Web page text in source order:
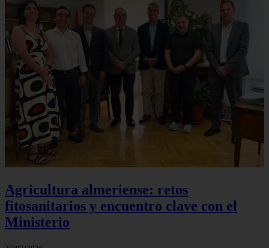
Agricultura almeriense: retos
fitosanitarios y encuentro clave con el
Ministerio